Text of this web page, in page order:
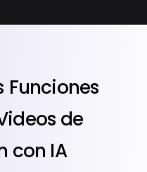
Funciones
de
con IA